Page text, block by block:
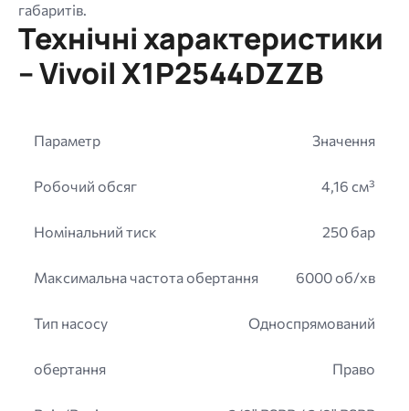
габаритів.
Технічні характеристики
– Vivoil X1P2544DZZB
Параметр Значення
Робочий обсяг 4,16 см³
Номінальний тиск 250 бар
Максимальна частота обертання 6000 об/хв
Тип насосу Односпрямований
обертання Право